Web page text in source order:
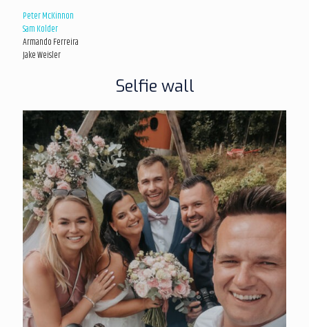
Peter McKinnon
Sam Kolder
Armando Ferreira
Jake Weisler
Selfie wall